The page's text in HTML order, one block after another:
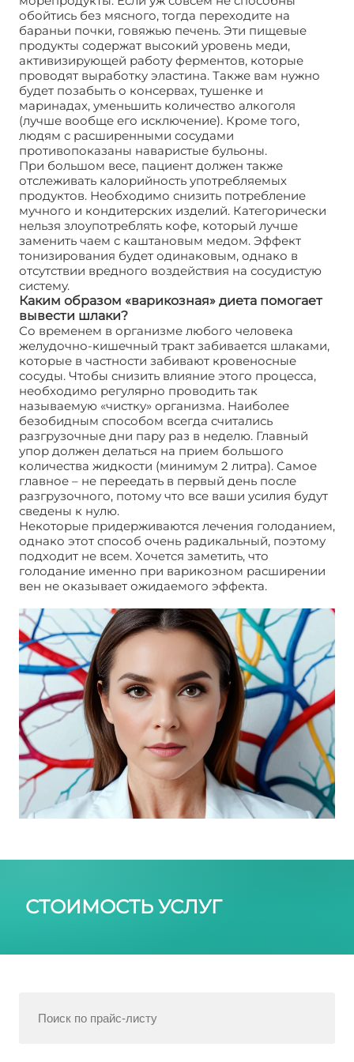
обойтись без мясного, тогда переходите на
бараньи почки, говяжью печень. Эти пищевые
продукты содержат высокий уровень меди,
активизирующей работу ферментов, которые
проводят выработку эластина. Также вам нужно
будет позабыть о консервах, тушенке и
маринадах, уменьшить количество алкоголя
(лучше вообще его исключение). Кроме того,
людям с расширенными сосудами
противопоказаны наваристые бульоны.
При большом весе, пациент должен также
отслеживать калорийность употребляемых
продуктов. Необходимо снизить потребление
мучного и кондитерских изделий. Категорически
нельзя злоупотреблять кофе, который лучше
заменить чаем с каштановым медом. Эффект
тонизирования будет одинаковым, однако в
отсутствии вредного воздействия на сосудистую
систему.
Каким образом «варикозная» диета помогает
вывести шлаки?
Со временем в организме любого человека
желудочно-кишечный тракт забивается шлаками,
которые в частности забивают кровеносные
сосуды. Чтобы снизить влияние этого процесса,
необходимо регулярно проводить так
называемую «чистку» организма. Наиболее
безобидным способом всегда считались
разгрузочные дни пару раз в неделю. Главный
упор должен делаться на прием большого
количества жидкости (минимум 2 литра). Самое
главное – не переедать в первый день после
разгрузочного, потому что все ваши усилия будут
сведены к нулю.
Некоторые придерживаются лечения голоданием,
однако этот способ очень радикальный, поэтому
подходит не всем. Хочется заметить, что
голодание именно при варикозном расширении
вен не оказывает ожидаемого эффекта.
СТОИМОСТЬ УСЛУГ